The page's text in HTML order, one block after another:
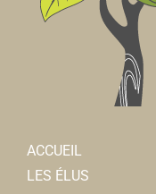
ACCUEIL
LES ÉLUS